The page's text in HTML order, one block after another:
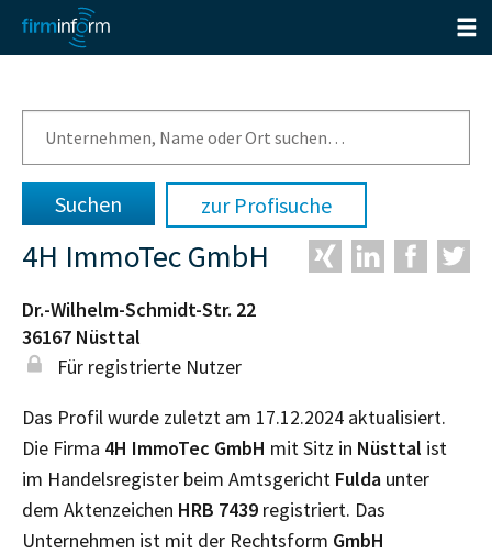
zur Profisuche
4H ImmoTec GmbH
Dr.-Wilhelm-Schmidt-Str. 22
36167 Nüsttal
Für registrierte Nutzer
Das Profil wurde zuletzt am 17.12.2024 aktualisiert.
Die Firma 4H ImmoTec GmbH mit Sitz in Nüsttal ist
im Handelsregister beim Amtsgericht Fulda unter
dem Aktenzeichen HRB 7439 registriert. Das
Unternehmen ist mit der Rechtsform GmbH